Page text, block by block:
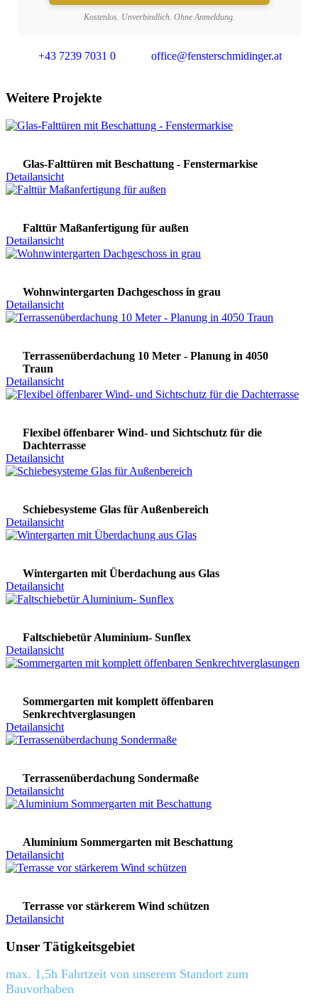
Kostenlos. Unverbindlich. Ohne Anmeldung.
+43 7239 7031 0 office@fensterschmidinger.at
Weitere Projekte
Glas-Falttüren mit Beschattung - Fenstermarkise
Detailansicht
Falttür Maßanfertigung für außen
Detailansicht
Wohnwintergarten Dachgeschoss in grau
Detailansicht
Terrassenüberdachung 10 Meter - Planung in 4050
Traun
Detailansicht
Flexibel öffenbarer Wind- und Sichtschutz für die
Dachterrasse
Detailansicht
Schiebesysteme Glas für Außenbereich
Detailansicht
Wintergarten mit Überdachung aus Glas
Detailansicht
Faltschiebetür Aluminium- Sunflex
Detailansicht
Sommergarten mit komplett öffenbaren
Senkrechtverglasungen
Detailansicht
Terrassenüberdachung Sondermaße
Detailansicht
Aluminium Sommergarten mit Beschattung
Detailansicht
Terrasse vor stärkerem Wind schützen
Detailansicht
Unser Tätigkeitsgebiet
max. 1,5h Fahrtzeit von unserem Standort zum
Bauvorhaben